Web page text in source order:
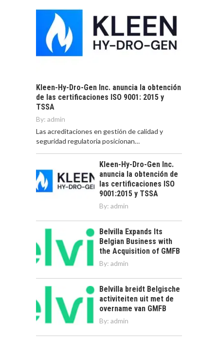
Kleen-Hy-Dro-Gen Inc. anuncia la obtención
de las certificaciones ISO 9001: 2015 y
TSSA
By: admin
Las acreditaciones en gestión de calidad y
seguridad regulatoria posicionan…
Kleen-Hy-Dro-Gen Inc.
anuncia la obtención de
las certificaciones ISO
9001:2015 y TSSA
By: admin
Belvilla Expands Its
Belgian Business with
the Acquisition of GMFB
By: admin
Belvilla breidt Belgische
activiteiten uit met de
overname van GMFB
By: admin